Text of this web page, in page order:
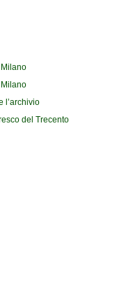
Milano
Milano
l’archivio
del Trecento